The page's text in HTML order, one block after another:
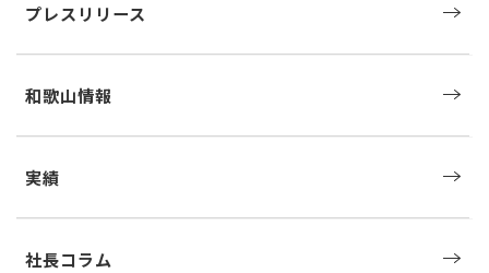
プレスリリース
和歌山情報
実績
社長コラム